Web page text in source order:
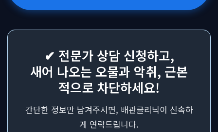
✔ 전문가 상담 신청하고,
새어 나오는 오물과 악취, 근본
적으로 차단하세요!
간단한 정보만 남겨주시면, 배관클리닉이 신속하
게 연락드립니다.